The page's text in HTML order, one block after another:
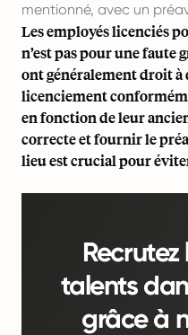
mentionné, avec un
Les employés licenciés
n’est pas pour une faute
ont généralement droit à
licenciement
en fonction de leur
correcte et fournir le
lieu est crucial pour
Recrutez
talents
grâce à